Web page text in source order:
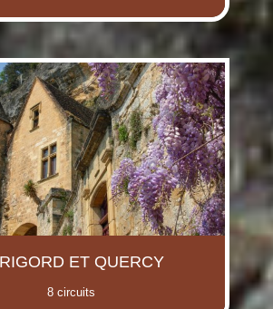
ET QUERCY
8 circuits